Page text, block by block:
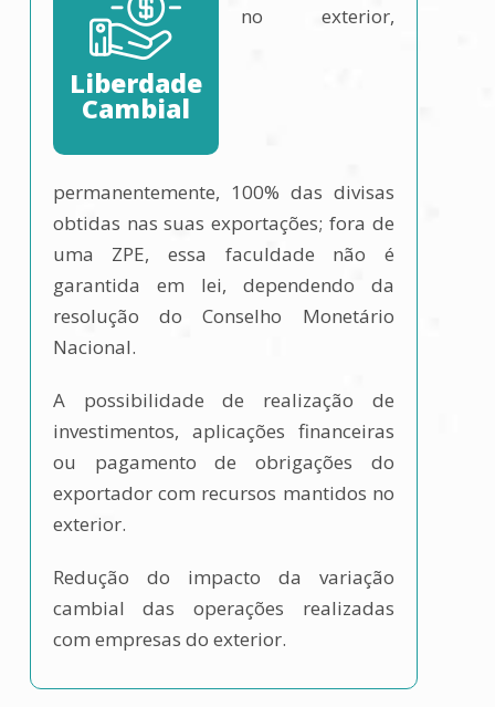
Liberdade
Cambial
no exterior,
permanentemente, 100% das divisas
obtidas nas suas exportações; fora de
uma ZPE, essa faculdade não é
garantida em lei, dependendo da
resolução do Conselho Monetário
Nacional.
A possibilidade de realização de
investimentos, aplicações financeiras
ou pagamento de obrigações do
exportador com recursos mantidos no
exterior.
Redução do impacto da variação
cambial das operações realizadas
com empresas do exterior.